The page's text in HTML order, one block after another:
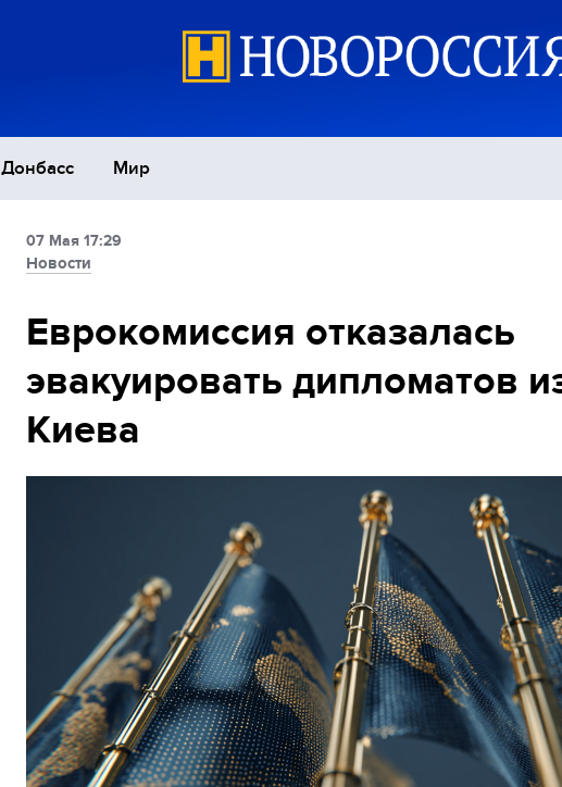
Донбасс Мир
Экономика
Спорт
07 Мая 17:29
Новости
Еврокомиссия отказалась
эвакуировать дипломатов
Киева